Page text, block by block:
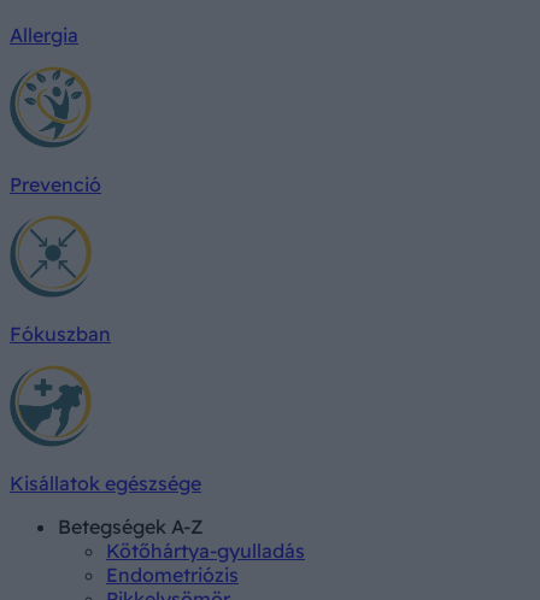
Allergia
Prevenció
Fókuszban
Kisállatok egészsége
Betegségek A-Z
Kötőhártya-gyulladás
Endometriózis